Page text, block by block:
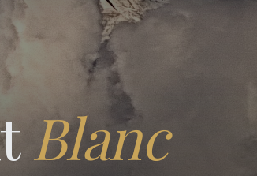
Blanc